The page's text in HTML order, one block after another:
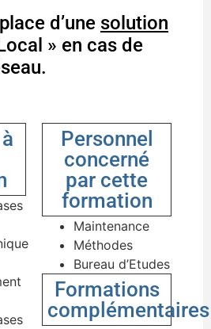
d’une solution
» en cas de
Personnel
concerné
par cette
formation
Maintenance
Méthodes
Bureau d’Etudes
Formations
complémentaires